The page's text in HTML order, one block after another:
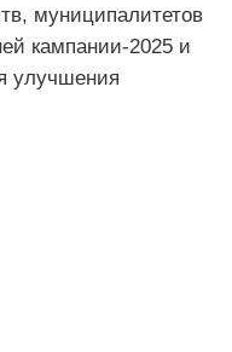
муниципалитетов
кампании-2025 и
улучшения